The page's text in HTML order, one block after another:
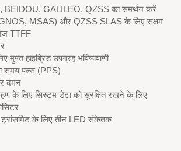
BEIDOU, GALILEO, QZSS का समर्थन करें
MSAS) और QZSS SLAS के लिए सक्षम
TTFF
हाइब्रिड उपग्रह भविष्यवाणी
समय पल्स (PPS)
दमन
के लिए सिस्टम डेटा को सुरक्षित रखने के लिए
के लिए तीन LED संकेतक